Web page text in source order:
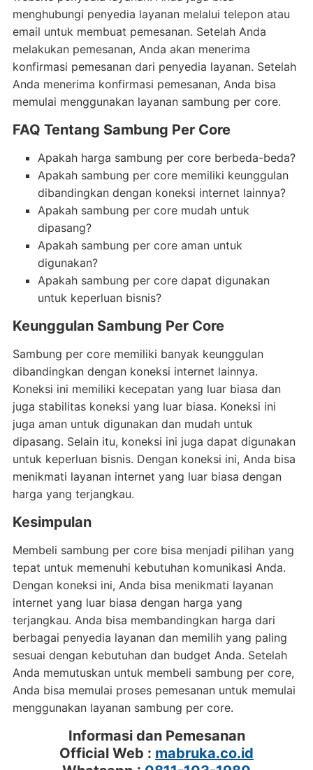
menghubungi penyedia layanan melalui telepon atau
email untuk membuat pemesanan. Setelah Anda
melakukan pemesanan, Anda akan menerima
konfirmasi pemesanan dari penyedia layanan. Setelah
Anda menerima konfirmasi pemesanan, Anda bisa
memulai menggunakan layanan sambung per core.
FAQ Tentang Sambung Per Core
Apakah harga sambung per core berbeda-beda?
Apakah sambung per core memiliki keunggulan
dibandingkan dengan koneksi internet lainnya?
Apakah sambung per core mudah untuk
dipasang?
Apakah sambung per core aman untuk
digunakan?
Apakah sambung per core dapat digunakan
untuk keperluan bisnis?
Keunggulan Sambung Per Core
Sambung per core memiliki banyak keunggulan
dibandingkan dengan koneksi internet lainnya.
Koneksi ini memiliki kecepatan yang luar biasa dan
juga stabilitas koneksi yang luar biasa. Koneksi ini
juga aman untuk digunakan dan mudah untuk
dipasang. Selain itu, koneksi ini juga dapat digunakan
untuk keperluan bisnis. Dengan koneksi ini, Anda bisa
menikmati layanan internet yang luar biasa dengan
harga yang terjangkau.
Kesimpulan
Membeli sambung per core bisa menjadi pilihan yang
tepat untuk memenuhi kebutuhan komunikasi Anda.
Dengan koneksi ini, Anda bisa menikmati layanan
internet yang luar biasa dengan harga yang
terjangkau. Anda bisa membandingkan harga dari
berbagai penyedia layanan dan memilih yang paling
sesuai dengan kebutuhan dan budget Anda. Setelah
Anda memutuskan untuk membeli sambung per core,
Anda bisa memulai proses pemesanan untuk memulai
menggunakan layanan sambung per core.
Informasi dan Pemesanan
Official Web : mabruka.co.id